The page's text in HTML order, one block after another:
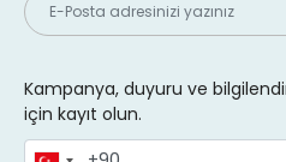
Kampanya, duyuru ve
için kayıt olun.